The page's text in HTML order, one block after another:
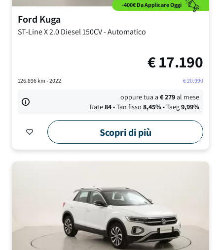
-400€ Da Applicare Oggi
Ford Kuga
ST-Line X2.0 Diesel 150CV-Automatico
€17.190
126.896km - 2022 €20.990
oppure tua a€279al mese
Rate84• Tan fisso 8,45%• Taeg9,99%
Scopri di più